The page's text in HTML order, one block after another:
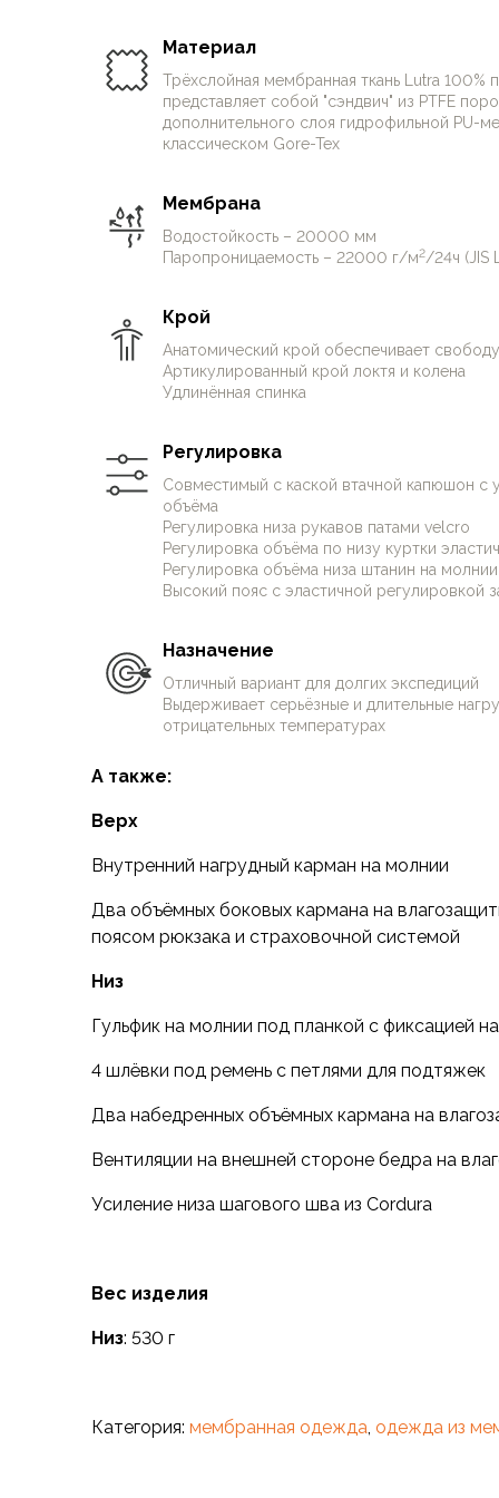
Обувь
Мужская обувь
Утепленные
Кроссовки
Трейловые кроссовки
Повседневные кроссовки
Сапоги
Зимние
Демисезонные
Болотные сапоги, забродники
Сандалии
Гамаши, бахилы
Аксессуары для обуви
Уход за обувью
Шнурки, стельки
Сушилки для обуви
Ледоступы
Женская обувь
Ботинки
Кроссовки
Гамаши, бахилы
Уход за обувью
Шнурки, стельки
Клей
Ледоступы
Варежки и перчатки
Варежки
Всесезонные перчатки
Неопреновые перчатки
Полуперчатки
Шапки
Банданы, гейторы
Шарфы
Для треккинга
функционал, адаптированный для лыжных
уместны практически в любых условиях, где
штормовые брюки без функции самосброса,
ширина низа штанин, совместимых с
Материал
Трёхслойная мембранная ткань Lutra 100%
представляет собой "сэндвич" из PTFE
дополнительного слоя гидрофильной PU-
классическом Gore-Tex
Мембрана
Водостойкость – 20000 мм
Паропроницаемость – 22000 г/м2/24ч (JIS
Крой
Анатомический крой обеспечивает
Артикулированный крой локтя и колена
Удлинённая спинка
Регулировка
Совместимый с каской втачной капюшон с
объёма
Регулировка низа рукавов патами velcro
Регулировка объёма по низу куртки
Регулировка объёма низа штанин на молнии
Высокий пояс с эластичной регулировкой
Назначение
Отличный вариант для долгих экспедиций
Выдерживает серьёзные и длительные
отрицательных температурах
А также:
Верх
Внутренний нагрудный карман на молнии
Два объёмных боковых кармана на
поясом рюкзака и страховочной системой
Низ
Гульфик на молнии под планкой с фиксацией
4 шлёвки под ремень с петлями для подтяжек
Два набедренных объёмных кармана на
Вентиляции на внешней стороне бедра на
Усиление низа шагового шва из Cordura
Вес изделия
Низ: 530 г
Категория: мембранная одежда, одежда из